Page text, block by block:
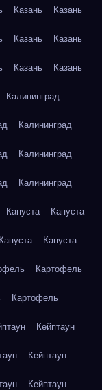
Казань Казань
Казань Казань
Казань Казань
Калининград
Калининград
Калининград
Калининград
Капуста Капуста
Капуста Капуста
Картофель
Картофель
Кейптаун
Кейптаун
Кейптаун